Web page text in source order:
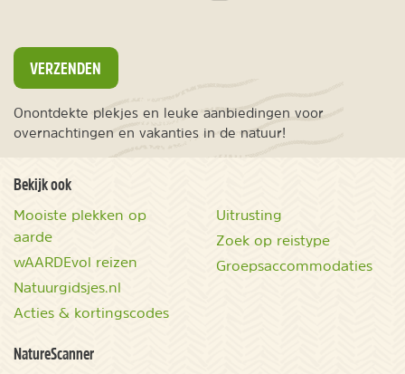
VERZENDEN
Onontdekte plekjes en leuke aanbiedingen voor
overnachtingen en vakanties in de natuur!
Bekijk ook
Mooiste plekken op
aarde
wAARDEvol reizen
Natuurgidsjes.nl
Acties & kortingscodes
Uitrusting
Zoek op reistype
Groepsaccommodaties
NatureScanner